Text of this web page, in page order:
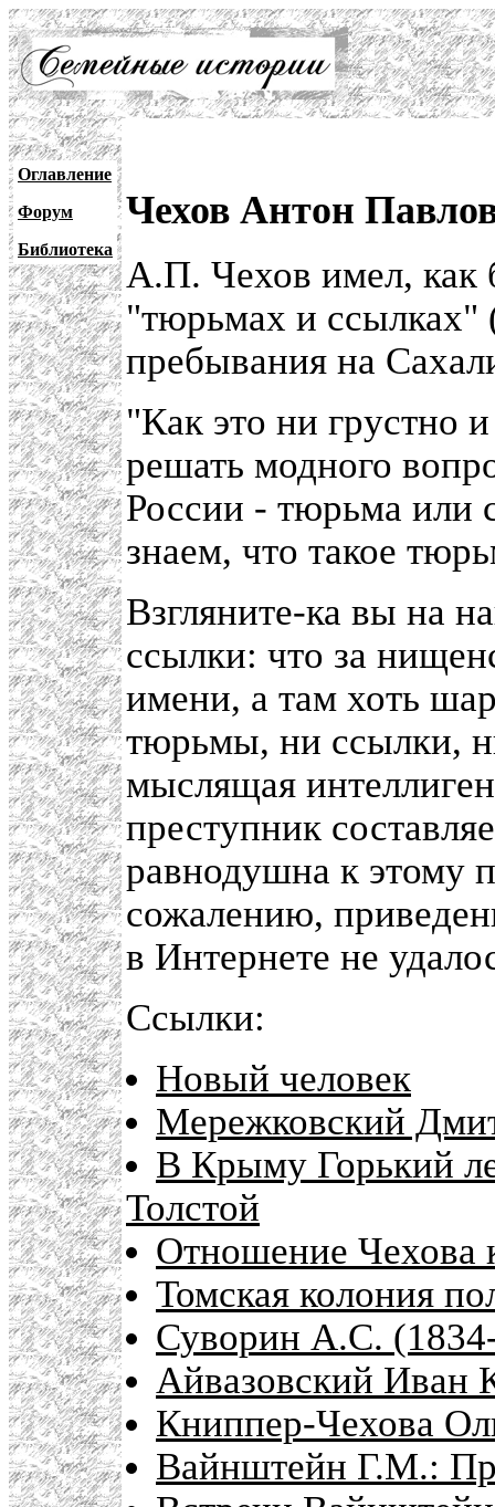
Оглавление
Форум
Библиотека
Чехов Антон
А.П. Чехов имел, как
"тюрьмах и ссылках"
пребывания на
"Как это ни грустно
решать модного
России - тюрьма или
знаем, что такое
Взгляните-ка вы на
ссылки: что за
имени, а там хоть
тюрьмы, ни ссылки,
мыслящая
преступник
равнодушна к этому
сожалению,
в Интернете не
Ссылки:
Новый человек
Мережковский
В Крыму Горький
Толстой
Отношение Чехова
Томская колония
Суворин А.С.
Айвазовский Иван
Книппер-Чехова
Вайнштейн Г.М.: